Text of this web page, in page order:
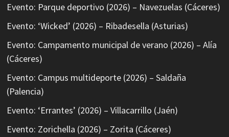
Evento: Parque deportivo (2026) – Navezuelas (Cáceres)
Evento: ‘Wicked’ (2026) – Ribadesella (Asturias)
Evento: Campamento municipal de verano (2026) – Alía
(Cáceres)
Evento: Campus multideporte (2026) – Saldaña
(Palencia)
Evento: ‘Errantes’ (2026) – Villacarrillo (Jaén)
Evento: Zorichella (2026) – Zorita (Cáceres)